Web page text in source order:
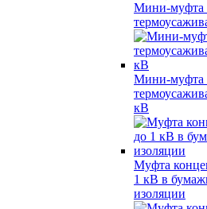
Мини-муфта
Мини-муфта
кВ
Муфта
1 кВ в
изоляции